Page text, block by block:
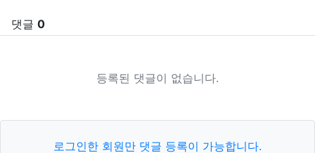
댓글 0
등록된 댓글이 없습니다.
로그인한 회원만 댓글 등록이 가능합니다.